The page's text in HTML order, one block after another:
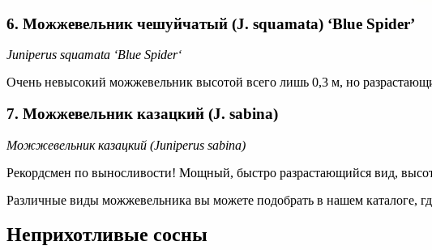
6. Можжевельник чешуйчатый (J. squamata) ‘Blue Spider’
Juniperus squamata ‘Blue Spider‘
Очень невысокий можжевельник высотой всего лишь 0,3 м, но
7. Можжевельник казацкий (J. sabina)
Можжевельник казацкий (Juniperus sabina)
Рекордсмен по выносливости! Мощный, быстро разрастающийся вид,
Различные виды можжевельника вы можете подобрать в нашем каталоге,
Неприхотливые сосны